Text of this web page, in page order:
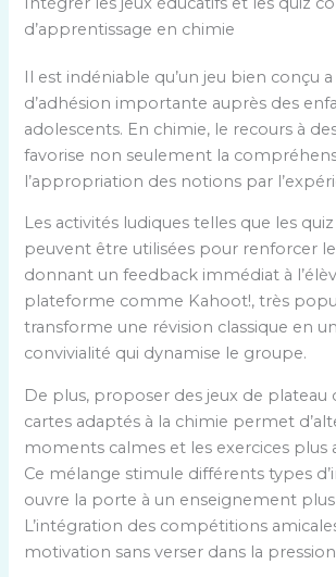
d’apprentissage en chimie
Il est indéniable qu’un jeu bien conçu
d’adhésion importante auprès des
adolescents. En chimie, le recours à
favorise non seulement la
l’appropriation des notions par
Les activités ludiques telles que les
peuvent être utilisées pour renforcer
donnant un feedback immédiat à
plateforme comme Kahoot!, très
transforme une révision classique en
convivialité qui dynamise le groupe.
De plus, proposer des jeux de plateau
cartes adaptés à la chimie permet
moments calmes et les exercices plus
Ce mélange stimule différents types
ouvre la porte à un enseignement plus
L’intégration des compétitions
motivation sans verser dans la